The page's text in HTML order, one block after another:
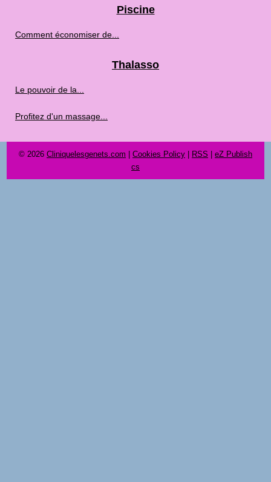
Piscine
Comment économiser de...
Thalasso
Le pouvoir de la...
Profitez d'un massage...
© 2026 Cliniquelesgenets.com Cookies Policy RSS
eZ Publish
cs